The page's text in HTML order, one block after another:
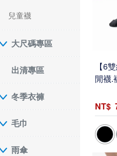
兒童襪
大尺碼專區
出清專區
冬季衣褲
毛巾
雨傘
【6
閒襪.